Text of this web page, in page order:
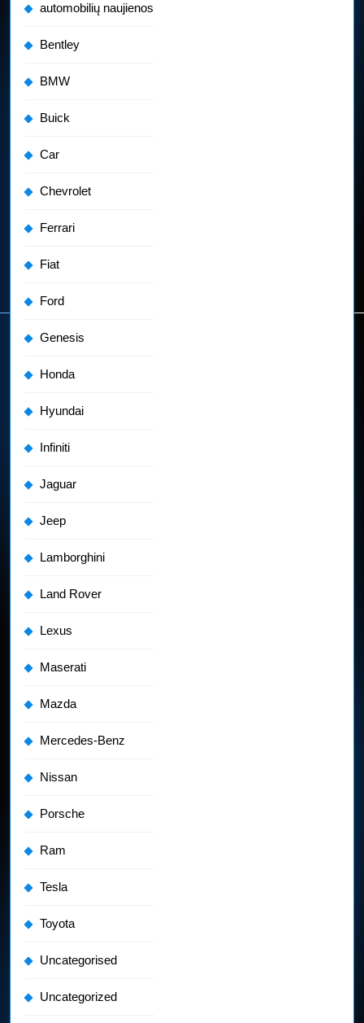
automobilių naujienos
Bentley
BMW
Buick
Car
Chevrolet
Ferrari
Fiat
Ford
Genesis
Honda
Hyundai
Infiniti
Jaguar
Jeep
Lamborghini
Land Rover
Lexus
Maserati
Mazda
Mercedes-Benz
Nissan
Porsche
Ram
Tesla
Toyota
Uncategorised
Uncategorized